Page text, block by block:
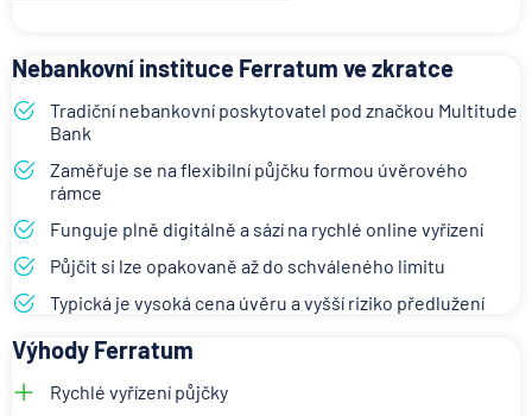
Nebankovní instituce Ferratum ve zkratce
Tradiční nebankovní poskytovatel pod značkou Multitude
Bank
Zaměřuje se na flexibilní půjčku formou úvěrového
rámce
Funguje plně digitálně a sází na rychlé online vyřízení
Půjčit si lze opakovaně až do schváleného limitu
Typická je vysoká cena úvěru a vyšší riziko předlužení
Výhody Ferratum
Rychlé vyřízení půjčky